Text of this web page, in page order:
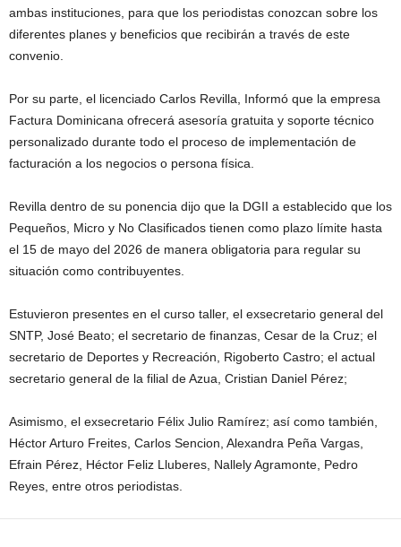
ambas instituciones, para que los periodistas conozcan sobre los
diferentes planes y beneficios que recibirán a través de este
convenio.
Por su parte, el licenciado Carlos Revilla, Informó que la empresa
Factura Dominicana ofrecerá asesoría gratuita y soporte técnico
personalizado durante todo el proceso de implementación de
facturación a los negocios o persona física.
Revilla dentro de su ponencia dijo que la DGII a establecido que los
Pequeños, Micro y No Clasificados tienen como plazo límite hasta
el 15 de mayo del 2026 de manera obligatoria para regular su
situación como contribuyentes.
Estuvieron presentes en el curso taller, el exsecretario general del
SNTP, José Beato; el secretario de finanzas, Cesar de la Cruz; el
secretario de Deportes y Recreación, Rigoberto Castro; el actual
secretario general de la filial de Azua, Cristian Daniel Pérez;
Asimismo, el exsecretario Félix Julio Ramírez; así como también,
Héctor Arturo Freites, Carlos Sencion, Alexandra Peña Vargas,
Efrain Pérez, Héctor Feliz Lluberes, Nallely Agramonte, Pedro
Reyes, entre otros periodistas.